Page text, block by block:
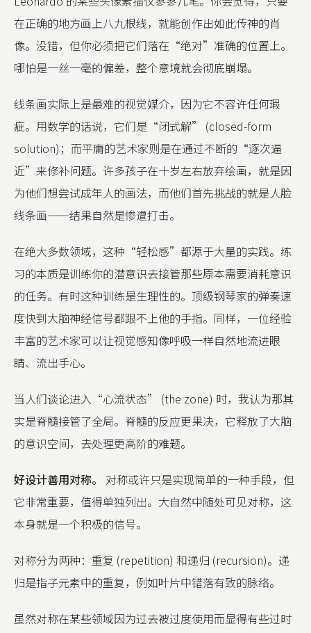
在正确的地方画上八九根线，就能创作出如此传神的肖
像。没错，但你必须把它们落在“绝对”准确的位置上。
哪怕是一丝一毫的偏差，整个意境就会彻底崩塌。
线条画实际上是最难的视觉媒介，因为它不容许任何瑕
疵。用数学的话说，它们是“闭式解” (closed-form
solution)；而平庸的艺术家则是在通过不断的“逐次逼
近”来修补问题。许多孩子在十岁左右放弃绘画，就是因
为他们想尝试成年人的画法，而他们首先挑战的就是人脸
线条画——结果自然是惨遭打击。
在绝大多数领域，这种“轻松感”都源于大量的实践。练
习的本质是训练你的潜意识去接管那些原本需要消耗意识
的任务。有时这种训练是生理性的。顶级钢琴家的弹奏速
度快到大脑神经信号都跟不上他的手指。同样，一位经验
丰富的艺术家可以让视觉感知像呼吸一样自然地流进眼
睛、流出手心。
当人们谈论进入“心流状态” (the zone) 时，我认为那其
实是脊髓接管了全局。脊髓的反应更果决，它释放了大脑
的意识空间，去处理更高阶的难题。
好设计善用对称。
对称或许只是实现简单的一种手段，但
它非常重要，值得单独列出。大自然中随处可见对称，这
本身就是一个积极的信号。
对称分为两种：重复 (repetition) 和递归 (recursion)。递
归是指子元素中的重复，例如叶片中错落有致的脉络。
虽然对称在某些领域因为过去被过度使用而显得有些过时